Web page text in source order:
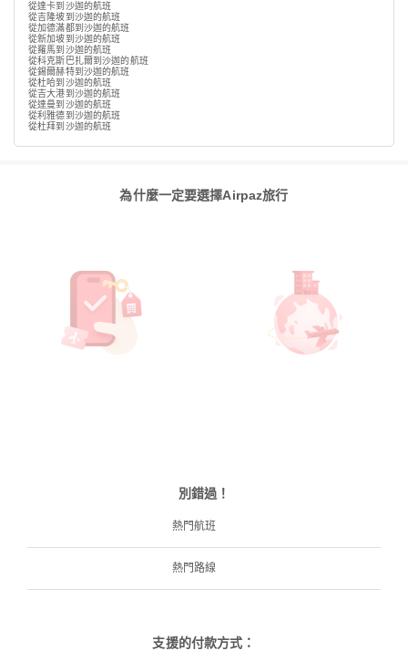
從達卡到沙迦的航班
從吉隆坡到沙迦的航班
從加德滿都到沙迦的航班
從新加坡到沙迦的航班
從羅馬到沙迦的航班
從科克斯巴扎爾到沙迦的航班
從錫爾赫特到沙迦的航班
從杜哈到沙迦的航班
從吉大港到沙迦的航班
從達曼到沙迦的航班
從利雅德到沙迦的航班
從杜拜到沙迦的航班
為什麼一定要選擇Airpaz旅行
別錯過！
熱門航班
熱門路線
支援的付款方式：